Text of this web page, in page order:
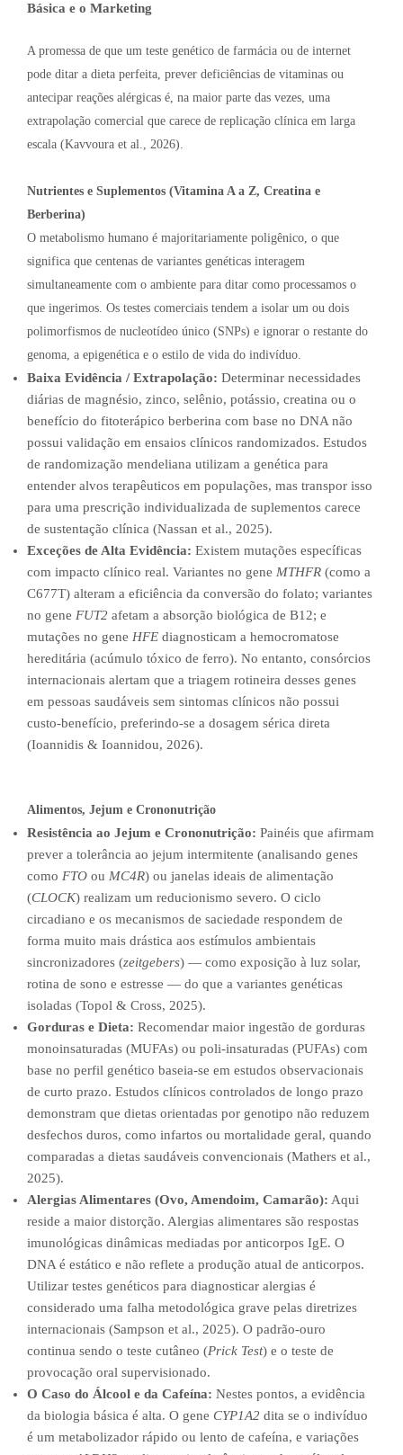
Básica e o Marketing
A promessa de que um teste genético de farmácia ou de internet
pode ditar a dieta perfeita, prever deficiências de vitaminas ou
antecipar reações alérgicas é, na maior parte das vezes, uma
extrapolação comercial que carece de replicação clínica em larga
escala (Kavvoura et al., 2026).
Nutrientes e Suplementos (Vitamina A a Z, Creatina e
Berberina)
O metabolismo humano é majoritariamente poligênico, o que
significa que centenas de variantes genéticas interagem
simultaneamente com o ambiente para ditar como processamos o
que ingerimos. Os testes comerciais tendem a isolar um ou dois
polimorfismos de nucleotídeo único (SNPs) e ignorar o restante do
genoma, a epigenética e o estilo de vida do indivíduo.
Baixa Evidência / Extrapolação: Determinar necessidades
diárias de magnésio, zinco, selênio, potássio, creatina ou o
benefício do fitoterápico berberina com base no DNA não
possui validação em ensaios clínicos randomizados. Estudos
de randomização mendeliana utilizam a genética para
entender alvos terapêuticos em populações, mas transpor isso
para uma prescrição individualizada de suplementos carece
de sustentação clínica (Nassan et al., 2025).
Exceções de Alta Evidência: Existem mutações específicas
com impacto clínico real. Variantes no gene MTHFR (como a
C677T) alteram a eficiência da conversão do folato; variantes
no gene FUT2 afetam a absorção biológica de B12; e
mutações no gene HFE diagnosticam a hemocromatose
hereditária (acúmulo tóxico de ferro). No entanto, consórcios
internacionais alertam que a triagem rotineira desses genes
em pessoas saudáveis sem sintomas clínicos não possui
custo-benefício, preferindo-se a dosagem sérica direta
(Ioannidis & Ioannidou, 2026).
Alimentos, Jejum e Crononutrição
Resistência ao Jejum e Crononutrição: Painéis que afirmam
prever a tolerância ao jejum intermitente (analisando genes
como FTO ou MC4R) ou janelas ideais de alimentação
(CLOCK) realizam um reducionismo severo. O ciclo
circadiano e os mecanismos de saciedade respondem de
forma muito mais drástica aos estímulos ambientais
sincronizadores (zeitgebers) — como exposição à luz solar,
rotina de sono e estresse — do que a variantes genéticas
isoladas (Topol & Cross, 2025).
Gorduras e Dieta: Recomendar maior ingestão de gorduras
monoinsaturadas (MUFAs) ou poli-insaturadas (PUFAs) com
base no perfil genético baseia-se em estudos observacionais
de curto prazo. Estudos clínicos controlados de longo prazo
demonstram que dietas orientadas por genotipo não reduzem
desfechos duros, como infartos ou mortalidade geral, quando
comparadas a dietas saudáveis convencionais (Mathers et al.,
2025).
Alergias Alimentares (Ovo, Amendoim, Camarão): Aqui
reside a maior distorção. Alergias alimentares são respostas
imunológicas dinâmicas mediadas por anticorpos IgE. O
DNA é estático e não reflete a produção atual de anticorpos.
Utilizar testes genéticos para diagnosticar alergias é
considerado uma falha metodológica grave pelas diretrizes
internacionais (Sampson et al., 2025). O padrão-ouro
continua sendo o teste cutâneo (Prick Test) e o teste de
provocação oral supervisionado.
O Caso do Álcool e da Cafeína: Nestes pontos, a evidência
da biologia básica é alta. O gene CYP1A2 dita se o indivíduo
é um metabolizador rápido ou lento de cafeína, e variações